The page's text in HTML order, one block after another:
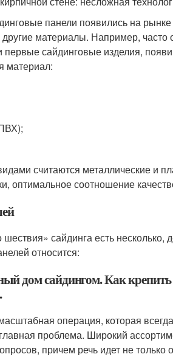
панели появились на
материалы. Например, часто
сайдинговые изделия,
материал:
считаются металлические и
оптимальное соотношение
сайдинга есть несколько,
относится:
дом сайдингом. Как крепить
операция, которая
проблема. Широкий
причем речь идет не только